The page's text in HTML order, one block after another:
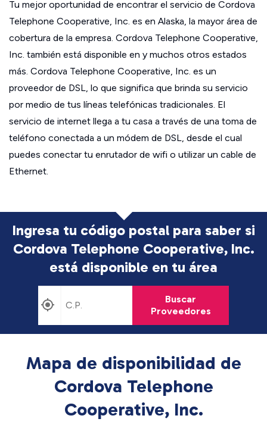
Tu mejor oportunidad de encontrar el servicio de Cordova
Telephone Cooperative, Inc. es en Alaska, la mayor área de
cobertura de la empresa. Cordova Telephone Cooperative,
Inc. también está disponible en y muchos otros estados
más. Cordova Telephone Cooperative, Inc. es un
proveedor de DSL, lo que significa que brinda su servicio
por medio de tus líneas telefónicas tradicionales. El
servicio de internet llega a tu casa a través de una toma de
teléfono conectada a un módem de DSL, desde el cual
puedes conectar tu enrutador de wifi o utilizar un cable de
Ethernet.
Ingresa tu código postal para saber si
Cordova Telephone Cooperative, Inc.
está disponible en tu área
Buscar
Proveedores
Mapa de disponibilidad de
Cordova Telephone
Cooperative, Inc.